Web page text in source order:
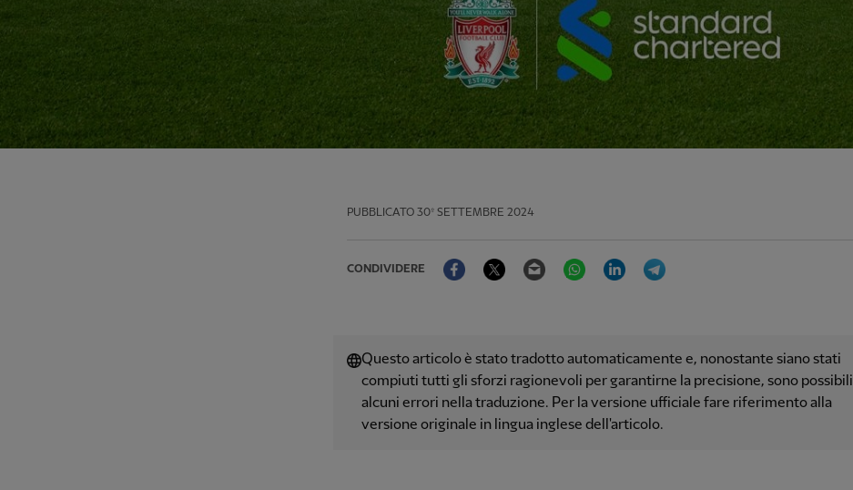
PUBBLICATO 30º SETTEMBRE 2024
CONDIVIDERE
FacebookTwitter Email WhatsAppLinkedIn
Questo articolo è stato tradotto automaticamente e, nonostante siano stati
compiuti tutti gli sforzi ragionevoli per garantirne la precisione, sono possibili
alcuni errori nella traduzione. Per la versione ufficiale fare riferimento alla
versione originale in lingua inglese dell'articolo.